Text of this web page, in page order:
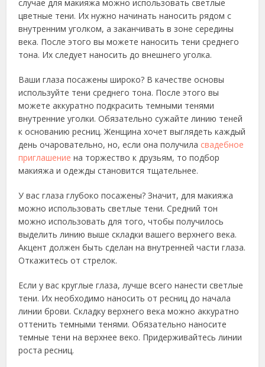
случае для макияжа можно использовать светлые
цветные тени. Их нужно начинать наносить рядом с
внутренним уголком, а заканчивать в зоне середины
века. После этого вы можете наносить тени среднего
тона. Их следует наносить до внешнего уголка.
Ваши глаза посажены широко? В качестве основы
используйте тени среднего тона. После этого вы
можете аккуратно подкрасить темными тенями
внутренние уголки. Обязательно сужайте линию теней
к основанию ресниц. Женщина хочет выглядеть каждый
день очаровательно, но, если она получила свадебное
приглашение на торжество к друзьям, то подбор
макияжа и одежды становится тщательнее.
У вас глаза глубоко посажены? Значит, для макияжа
можно использовать светлые тени. Средний тон
можно использовать для того, чтобы получилось
выделить линию выше складки вашего верхнего века.
Акцент должен быть сделан на внутренней части глаза.
Откажитесь от стрелок.
Если у вас круглые глаза, лучше всего нанести светлые
тени. Их необходимо наносить от ресниц до начала
линии брови. Складку верхнего века можно аккуратно
оттенить темными тенями. Обязательно наносите
темные тени на верхнее веко. Придерживайтесь линии
роста ресниц.